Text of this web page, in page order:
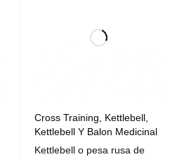
Cross Training, Kettlebell,
Kettlebell Y Balon Medicinal
Kettlebell o pesa rusa de